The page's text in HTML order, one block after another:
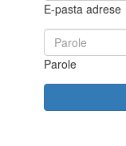
E-pasta adrese
Parole